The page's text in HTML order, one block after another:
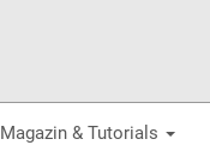
Magazin & Tutorials